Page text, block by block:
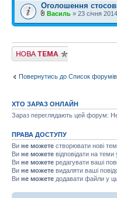
Оголошення
Василь » 23 січня
Створити нову
тему
Повернутись до Список форумів
ХТО ЗАРАЗ ОНЛАЙН
Зараз переглядають цей форум:
ПРАВА ДОСТУПУ
Ви не можете створювати нові
Ви не можете відповідати на
Ви не можете редагувати ваші
Ви не можете видаляти ваші
Ви не можете додавати файли у